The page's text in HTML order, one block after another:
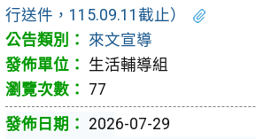
行送件，115.09.11截止）
來文宣導
生活輔導組
77
2026-07-29